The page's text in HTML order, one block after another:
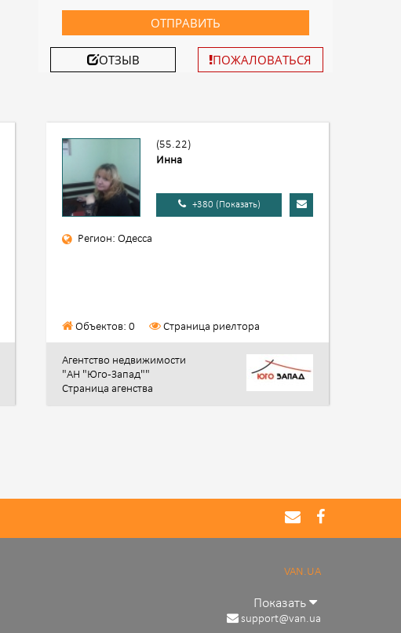
ОТПРАВИТЬ
ОТЗЫВ ПОЖАЛОВАТЬСЯ
(55.22)
Инна
+380 (Показать)
Регион: Одесса
Объектов: 0 Страница риелтора
Агентство недвижимости
"АН "Юго-Запад""
Страница агенства
VAN.UA
Показать
support@van.ua